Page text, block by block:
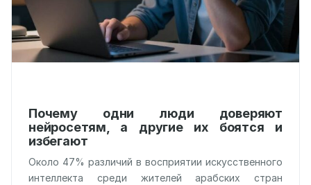
Почему одни люди доверяют
нейросетям, а другие их боятся и
избегают
Около 47% различий в восприятии искусственного
интеллекта среди жителей арабских стран